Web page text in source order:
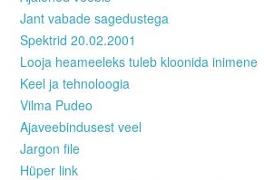
Jant vabade sagedustega
Spektrid 20.02.2001
Looja heameeleks tuleb kloonida inimene
Keel ja tehnoloogia
Vilma Pudeo
Ajaveebindusest veel
Jargon file
Hüper link